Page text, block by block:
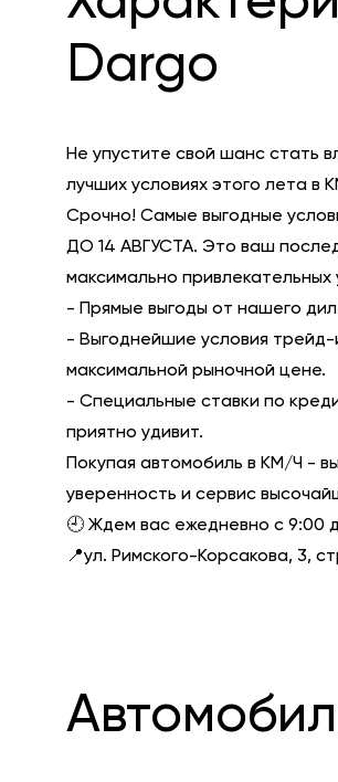
Dargo
Не упустите свой шанс стать
лучших условиях этого лета в
Срочно! Самые выгодные
ДО 14 АВГУСТА. Это ваш
максимально привлекательных
- Прямые выгоды от нашего
- Выгоднейшие условия
максимальной рыночной цене.
- Специальные ставки по
приятно удивит.
Покупая автомобиль в КМ/Ч -
уверенность и сервис
🕘 Ждем вас ежедневно с 9:00
📍ул. Римского-Корсакова, 3,